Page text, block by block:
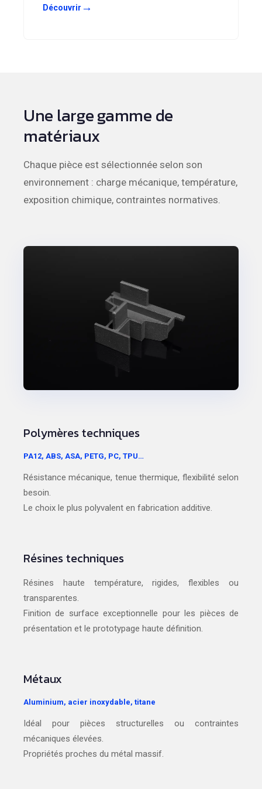
Découvrir →
Une large gamme de
matériaux
Chaque pièce est sélectionnée selon son
environnement : charge mécanique, température,
exposition chimique, contraintes normatives.
Polymères techniques
PA12, ABS, ASA, PETG, PC, TPU…
Résistance mécanique, tenue thermique, flexibilité selon
besoin.
Le choix le plus polyvalent en fabrication additive.
Résines techniques
Résines haute température, rigides, flexibles ou
transparentes.
Finition de surface exceptionnelle pour les pièces de
présentation et le prototypage haute définition.
Métaux
Aluminium, acier inoxydable, titane
Idéal pour pièces structurelles ou contraintes
mécaniques élevées.
Propriétés proches du métal massif.